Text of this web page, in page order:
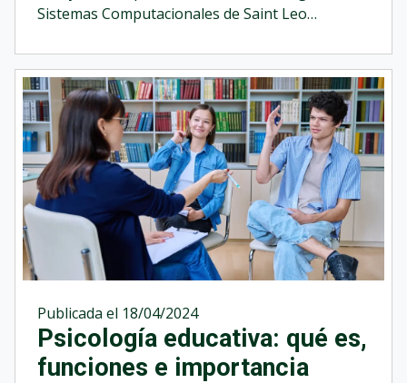
Sistemas Computacionales de Saint Leo
Publicada el 18/04/2024
Psicología educativa: qué es,
funciones e importancia